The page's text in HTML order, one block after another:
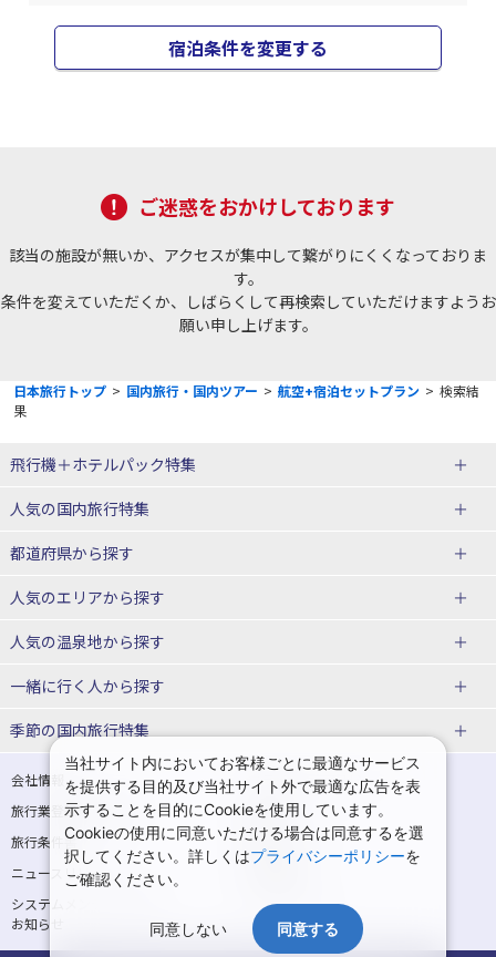
宿泊条件を変更する
ご迷惑をおかけしております
該当の施設が無いか、アクセスが集中して繋がりにくくなっておりま
す。
条件を変えていただくか、しばらくして再検索していただけますようお
願い申し上げます。
日本旅行トップ > 国内旅行・国内ツアー > 航空+宿泊セットプラン > 検索結
果
飛行機＋ホテルパック特集
赤い風船ダイナミックパッケージ
ＪＡＬで行く飛行機+ホテルパック
人気の国内旅行特集
東京ディズニーリゾート®への旅
ユニバーサル・スタジオ・ジャパ
都道府県から探す
北海道旅行・ツアー
東北
青森旅行・ツアー
宮城旅行・ツアー
秋田旅行・ツアー
山形旅行・ツアー
福島旅行・ツアー
関東
東京旅行・ツアー
埼玉旅行・ツアー
千葉旅行・ツアー
人気のエリアから探す
函館旅行
仙台旅行
那須旅行
日光旅行
小笠原旅行
神津島旅行
青ヶ島旅行
人気の温泉地から探す
北海道
湯の川温泉(北海道)
十勝川温泉(北海道)
阿寒湖温泉(北海道)
洞爺湖温泉(北海道)
川湯温泉(北海道)
層雲峡温泉(北海道)
知床温泉(北海道)
花巻温泉(岩手)
蔵王温泉(山形)
一緒に行く人から探す
一人旅 国内版
カップル・夫婦旅行 国内版
女子旅 国内版
卒業旅行・学生旅行 国内版
季節の国内旅行特集
桜・お花見特集
ゴールデンウィーク（GW）の国内
旅行
夏休み・お盆の国内旅行
7月の国内旅行
8月の国内旅行
10月の国内旅行
11月の国内旅行
会社情報
プライバシーポリシー
旅行業登録票・約款
規約集
旅行条件書
商標について
ニュースリリース
システムメンテナンスの
お知らせ
サイトマップ
当社サイト内においてお客様ごとに最適なサービス
を提供する目的及び当社サイト外で最適な広告を表
示することを目的にCookieを使用しています。
Cookieの使用に同意いただける場合は同意するを選
択してください。詳しくはプライバシーポリシーを
ご確認ください。
同意しない 同意する